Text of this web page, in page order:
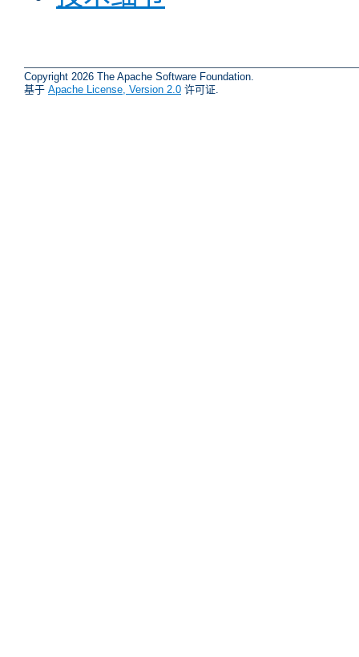
Copyright 2026 The Apache Software Foundation.
基于 Apache License, Version 2.0 许可证.